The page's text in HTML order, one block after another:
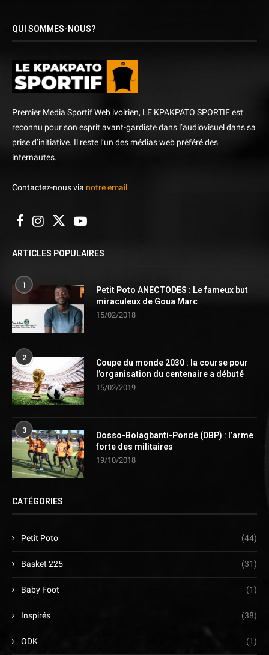
QUI SOMMES-NOUS?
Premier Media Sportif Web ivoirien, LE KPAKPATO SPORTIF est
reconnu pour son esprit avant-gardiste dans l’audiovisuel dans sa
prise d’initiative. Il reste l’un des médias web préféré des
internautes.
Contactez-nous via notre email
ARTICLES POPULAIRES
1
Petit Poto ANECTODES : Le fameux but
miraculeux de Goua Marc
15/02/2018
2
Coupe du monde 2030 : la course pour
l’organisation du centenaire a débuté
15/02/2019
3
Dosso-Bolagbanti-Pondé (DBP) : l’arme
forte des militaires
19/10/2018
CATÉGORIES
Petit Poto (44)
Basket 225 (31)
Baby Foot (1)
Inspirés (38)
ODK (1)